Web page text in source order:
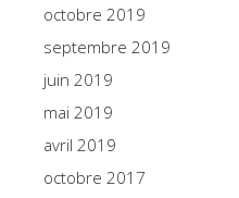
octobre 2019
septembre 2019
juin 2019
mai 2019
avril 2019
octobre 2017